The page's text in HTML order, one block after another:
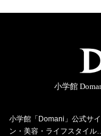
小学館
小学館「Domani」公式サ
ン・美容・ライフスタイ